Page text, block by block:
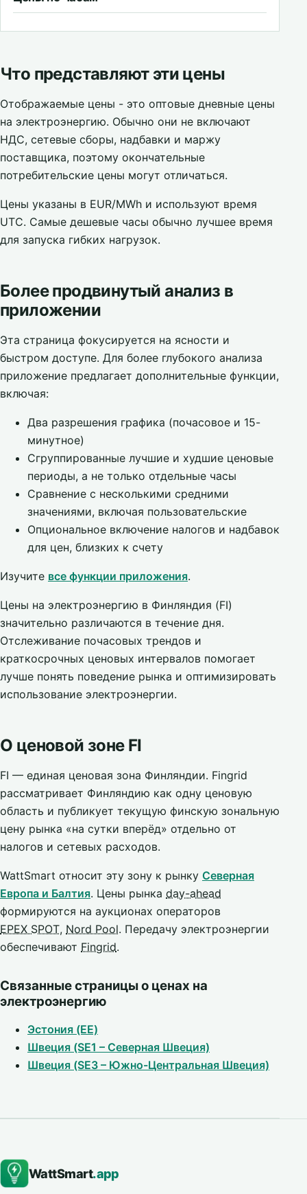
Что представляют эти цены
Отображаемые цены - это оптовые дневные цены
на электроэнергию. Обычно они не включают
НДС, сетевые сборы, надбавки и маржу
поставщика, поэтому окончательные
потребительские цены могут отличаться.
Цены указаны в EUR/MWh и используют время
UTC. Самые дешевые часы обычно лучшее время
для запуска гибких нагрузок.
Более продвинутый анализ в
приложении
Эта страница фокусируется на ясности и
быстром доступе. Для более глубокого анализа
приложение предлагает дополнительные функции,
включая:
Два разрешения графика (почасовое и 15-
минутное)
Сгруппированные лучшие и худшие ценовые
периоды, а не только отдельные часы
Сравнение с несколькими средними
значениями, включая пользовательские
Опциональное включение налогов и надбавок
для цен, близких к счету
Изучите все функции приложения.
Цены на электроэнергию в Финляндия (FI)
значительно различаются в течение дня.
Отслеживание почасовых трендов и
краткосрочных ценовых интервалов помогает
лучше понять поведение рынка и оптимизировать
использование электроэнергии.
О ценовой зоне FI
FI — единая ценовая зона Финляндии. Fingrid
рассматривает Финляндию как одну ценовую
область и публикует текущую финскую зональную
цену рынка «на сутки вперёд» отдельно от
налогов и сетевых расходов.
WattSmart относит эту зону к рынку Северная
Европа и Балтия. Цены рынка day-ahead
формируются на аукционах операторов
EPEX SPOT, Nord Pool. Передачу электроэнергии
обеспечивают Fingrid.
Связанные страницы о ценах на
электроэнергию
Эстония (EE)
Швеция (SE1 – Северная Швеция)
Швеция (SE3 – Южно-Центральная Швеция)
WattSmart.app